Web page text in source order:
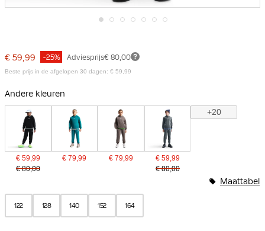
begin
van
gallerij
€ 59,99 Adviesprijs€ 80,00
-25%
Beste prijs in de afgelopen 30 dagen: € 59,99
Andere kleuren
€ 59,99
€ 80,00
€ 79,99 € 79,99
€ 59,99
€ 80,00
+20
122 128 140 152 164
Maattabel